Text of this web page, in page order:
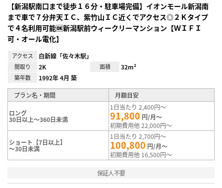
【新潟駅南口まで徒歩１６分・駐車場完備】イオンモール新潟南
まで車で７分弁天ＩＣ、紫竹山ＩＣ近くでアクセス◎２Ｋタイプ
で４名利用可能🆗新潟駅前ウィークリーマンション【ＷＩＦＩ
可・オール電化】
アクセス 白新線「佐々木駅」
間取り 2K 面積 32m²
築年数 1992年 4月 築
プラン名・期間 月額目安
ロング
30日以上～360日未満
1日当たり 2,400円～
91,800 円/月～
初期費用他 22,000円～
ショート【7日以上】
～30日未満
1日当たり 2,700円～
100,800 円/月～
初期費用他 16,500円～
保証人不要